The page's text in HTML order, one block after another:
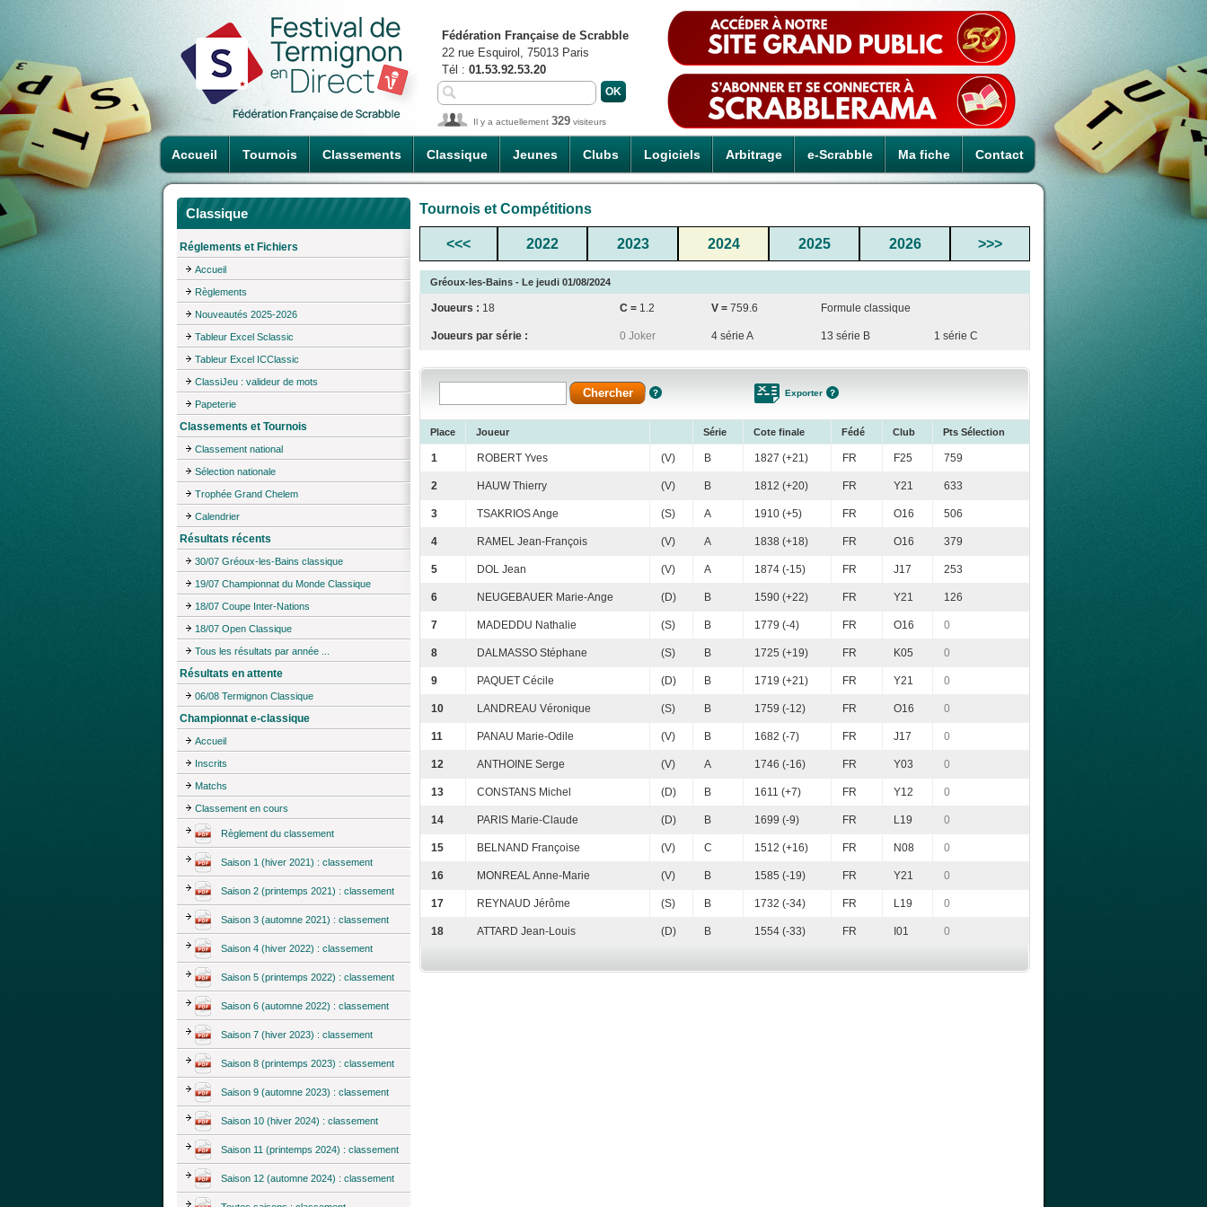
Accueil Tournois Classements Classique Jeunes Clubs Logiciels Arbitrage e-Scrabble Ma fiche Contact
Fédération Française de Scrabble
22 rue Esquirol, 75013 Paris
Tél : 01.53.92.53.20
Il y a actuellement 329 visiteurs
Classique
Réglements et Fichiers
Accueil
Règlements
Nouveautés 2025-2026
Tableur Excel Sclassic
Tableur Excel ICClassic
ClassiJeu : valideur de mots
Papeterie
Classements et Tournois
Classement national
Sélection nationale
Trophée Grand Chelem
Calendrier
Résultats récents
30/07 Gréoux-les-Bains classique
19/07 Championnat du Monde Classique
18/07 Coupe Inter-Nations
18/07 Open Classique
Tous les résultats par année ...
Résultats en attente
06/08 Termignon Classique
Championnat e-classique
Accueil
Inscrits
Matchs
Classement en cours
Règlement du classement
Saison 1 (hiver 2021) : classement
Saison 2 (printemps 2021) : classement
Saison 3 (automne 2021) : classement
Saison 4 (hiver 2022) : classement
Saison 5 (printemps 2022) : classement
Saison 6 (automne 2022) : classement
Saison 7 (hiver 2023) : classement
Saison 8 (printemps 2023) : classement
Saison 9 (automne 2023) : classement
Saison 10 (hiver 2024) : classement
Saison 11 (printemps 2024) : classement
Saison 12 (automne 2024) : classement
Tournois et Compétitions
<<< 2022 2023 2024 2025 2026 >>>
Gréoux-les-Bains - Le jeudi 01/08/2024
Joueurs : 18 C = 1.2 V = 759.6 Formule classique
Joueurs par série : 0 Joker 4 série A 13 série B 1 série C
Exporter
Place Joueur Série Cote finale Fédé Club Pts Sélection
1 ROBERT Yves (V) B 1827 (+21) FR F25 759
2 HAUW Thierry (V) B 1812 (+20) FR Y21 633
3 TSAKRIOS Ange (S) A 1910 (+5) FR O16 506
4 RAMEL Jean-François (V) A 1838 (+18) FR O16 379
5 DOL Jean (V) A 1874 (-15) FR J17 253
6 NEUGEBAUER Marie-Ange (D) B 1590 (+22) FR Y21 126
7 MADEDDU Nathalie (S) B 1779 (-4) FR O16 0
8 DALMASSO Stéphane (S) B 1725 (+19) FR K05 0
9 PAQUET Cécile (D) B 1719 (+21) FR Y21 0
10 LANDREAU Véronique (S) B 1759 (-12) FR O16 0
11 PANAU Marie-Odile (V) B 1682 (-7) FR J17 0
12 ANTHOINE Serge (V) A 1746 (-16) FR Y03 0
13 CONSTANS Michel (D) B 1611 (+7) FR Y12 0
14 PARIS Marie-Claude (D) B 1699 (-9) FR L19 0
15 BELNAND Françoise (V) C 1512 (+16) FR N08 0
16 MONREAL Anne-Marie (V) B 1585 (-19) FR Y21 0
17 REYNAUD Jérôme (S) B 1732 (-34) FR L19 0
18 ATTARD Jean-Louis (D) B 1554 (-33) FR I01 0